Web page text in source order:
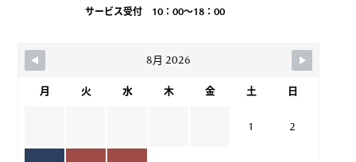
サービス受付 10：00～18：00
8月 2026
月 火 水 木 金 土 日
1 2